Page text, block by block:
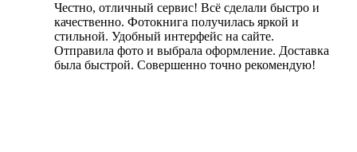
Честно, отличный сервис! Всё сделали быстро и
качественно. Фотокнига получилась яркой и
стильной. Удобный интерфейс на сайте.
Отправила фото и выбрала оформление. Доставка
была быстрой. Совершенно точно рекомендую!